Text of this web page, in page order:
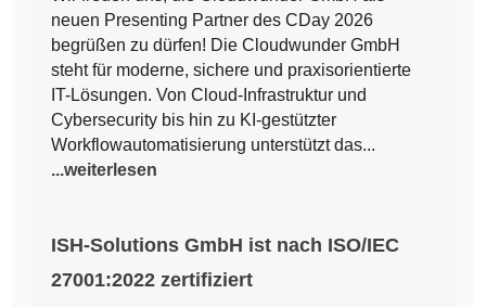
neuen Presenting Partner des CDay 2026
begrüßen zu dürfen! Die Cloudwunder GmbH
steht für moderne, sichere und praxisorientierte
IT-Lösungen. Von Cloud-Infrastruktur und
Cybersecurity bis hin zu KI-gestützter
Workflowautomatisierung unterstützt das...
...weiterlesen
ISH-Solutions GmbH ist nach ISO/IEC
27001:2022 zertifiziert